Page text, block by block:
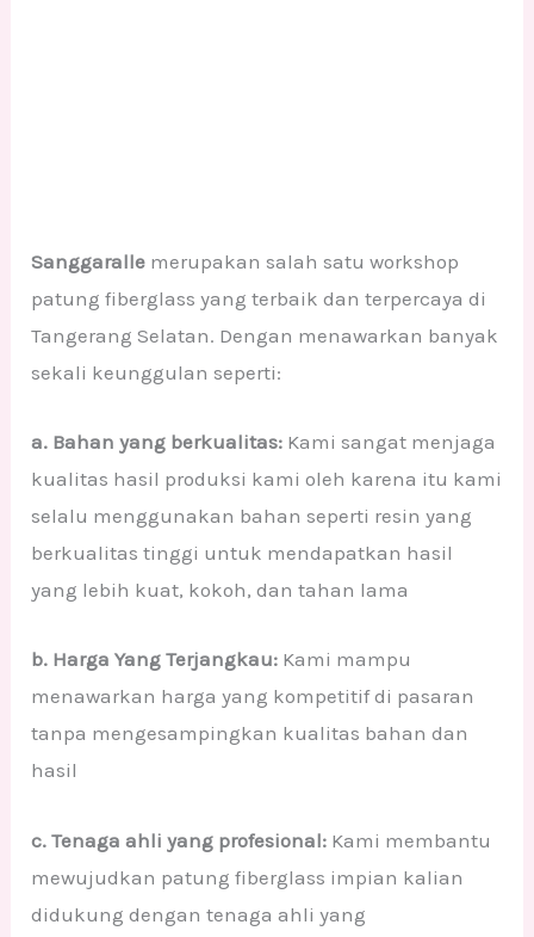
Sanggaralle merupakan salah satu workshop
patung fiberglass yang terbaik dan terpercaya di
Tangerang Selatan. Dengan menawarkan banyak
sekali keunggulan seperti:
a. Bahan yang berkualitas: Kami sangat menjaga
kualitas hasil produksi kami oleh karena itu kami
selalu menggunakan bahan seperti resin yang
berkualitas tinggi untuk mendapatkan hasil
yang lebih kuat, kokoh, dan tahan lama
b. Harga Yang Terjangkau: Kami mampu
menawarkan harga yang kompetitif di pasaran
tanpa mengesampingkan kualitas bahan dan
hasil
c. Tenaga ahli yang profesional: Kami membantu
mewujudkan patung fiberglass impian kalian
didukung dengan tenaga ahli yang